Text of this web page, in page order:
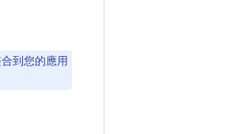
到您的應用